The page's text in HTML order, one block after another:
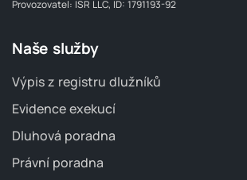
Provozovatel: ISR LLC, ID: 1791193-92
Naše služby
Výpis z registru dlužníků
Evidence exekucí
Dluhová poradna
Právní poradna